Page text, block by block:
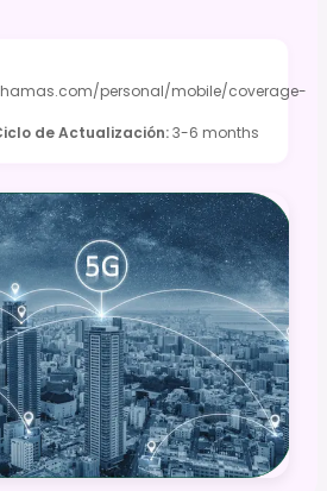
personal/mobile/coverage-
de Actualización:3-6 months